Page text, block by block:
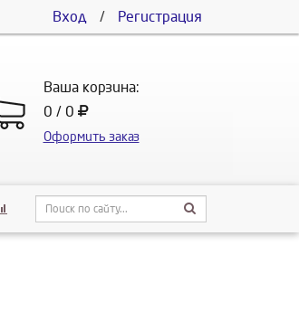
Вход / Регистрация
Ваша корзина:
0 / 0
Оформить заказ